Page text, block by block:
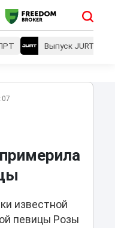
Выпуск JURT
известной
певицы Розы